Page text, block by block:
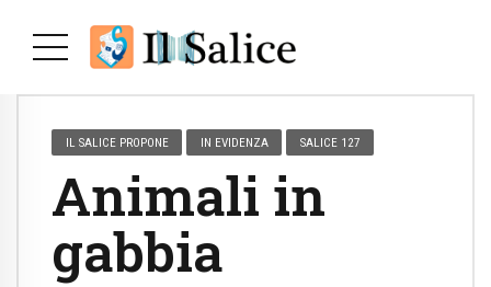
IL SALICE PROPONE IN EVIDENZA SALICE 127
Animali in
gabbia